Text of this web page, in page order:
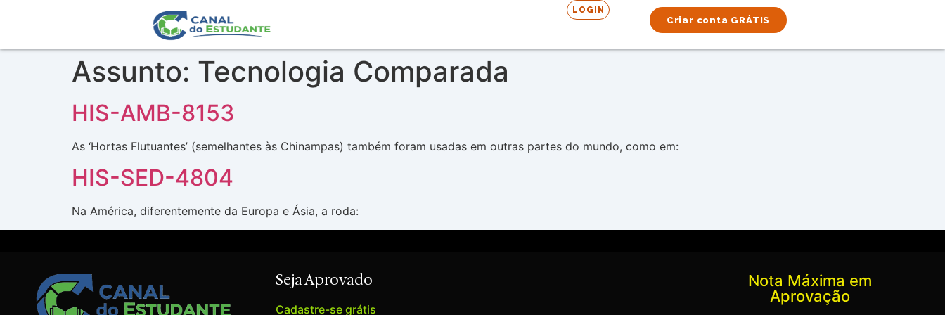
LOGIN
Criar conta GRÁTIS
Assunto: Tecnologia Comparada
HIS-AMB-8153
As ‘Hortas Flutuantes’ (semelhantes às Chinampas) também foram usadas em outras partes do mundo, como em:
HIS-SED-4804
Na América, diferentemente da Europa e Ásia, a roda:
Seja Aprovado
Cadastre-se grátis
Nota Máxima em
Aprovação